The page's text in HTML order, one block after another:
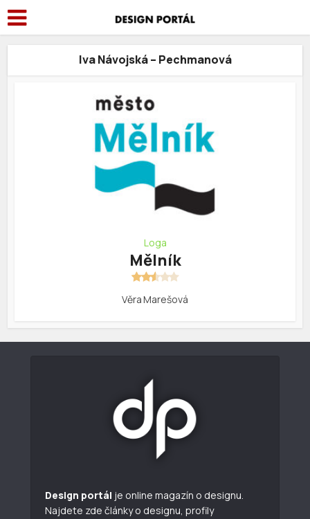
Iva Návojská – Pechmanová
Loga
Mělník
Věra Marešová
Design portál je online magazín o designu.
Najdete zde články o designu, profily